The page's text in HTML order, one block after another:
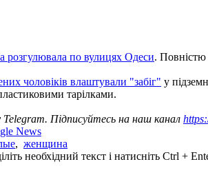
розгулювала по вулицях Одеси. Повністю
чоловіків влаштували "забіг" у
тарілками.
Telegram. Підписуйтесь на наш канал
News
, женщина
необхідний текст і натисніть Ctrl +